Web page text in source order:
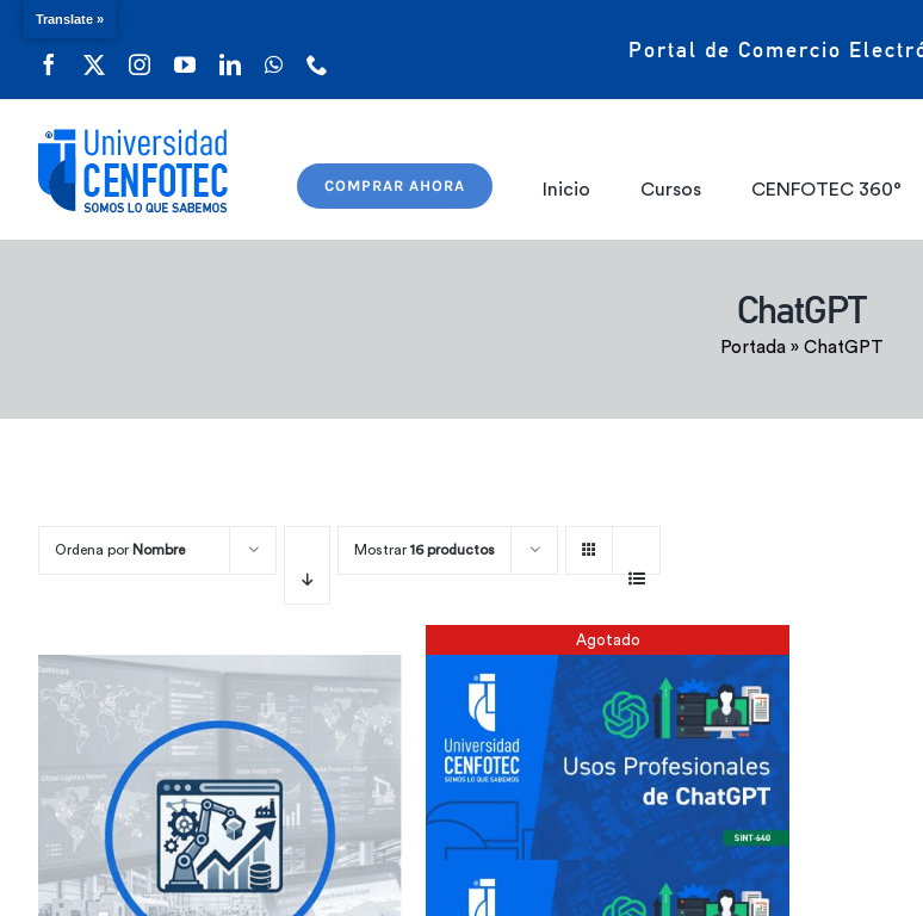
Portal de Comercio
COMPRAR AHORA Inicio Cursos CENFOTEC 360°
ChatGPT
Portada» ChatGPT
Ordena por Nombre Mostrar 16 productos
Agotado
Translate »